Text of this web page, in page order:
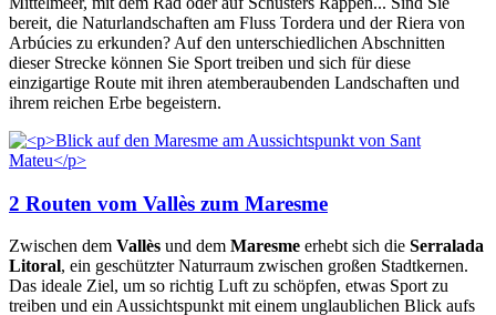
bereit, die Naturlandschaften am Fluss Tordera und der Riera von
Arbúcies zu erkunden? Auf den unterschiedlichen Abschnitten
dieser Strecke können Sie Sport treiben und sich für diese
einzigartige Route mit ihren atemberaubenden Landschaften und
ihrem reichen Erbe begeistern.
2 Routen vom Vallès zum Maresme
Zwischen dem Vallès und dem Maresme erhebt sich die Serralada
Litoral, ein geschützter Naturraum zwischen großen Stadtkernen.
Das ideale Ziel, um so richtig Luft zu schöpfen, etwas Sport zu
treiben und ein Aussichtspunkt mit einem unglaublichen Blick aufs